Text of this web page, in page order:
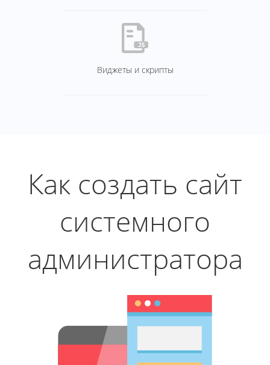
Виджеты и скрипты
Как создать сайт
системного
администратора